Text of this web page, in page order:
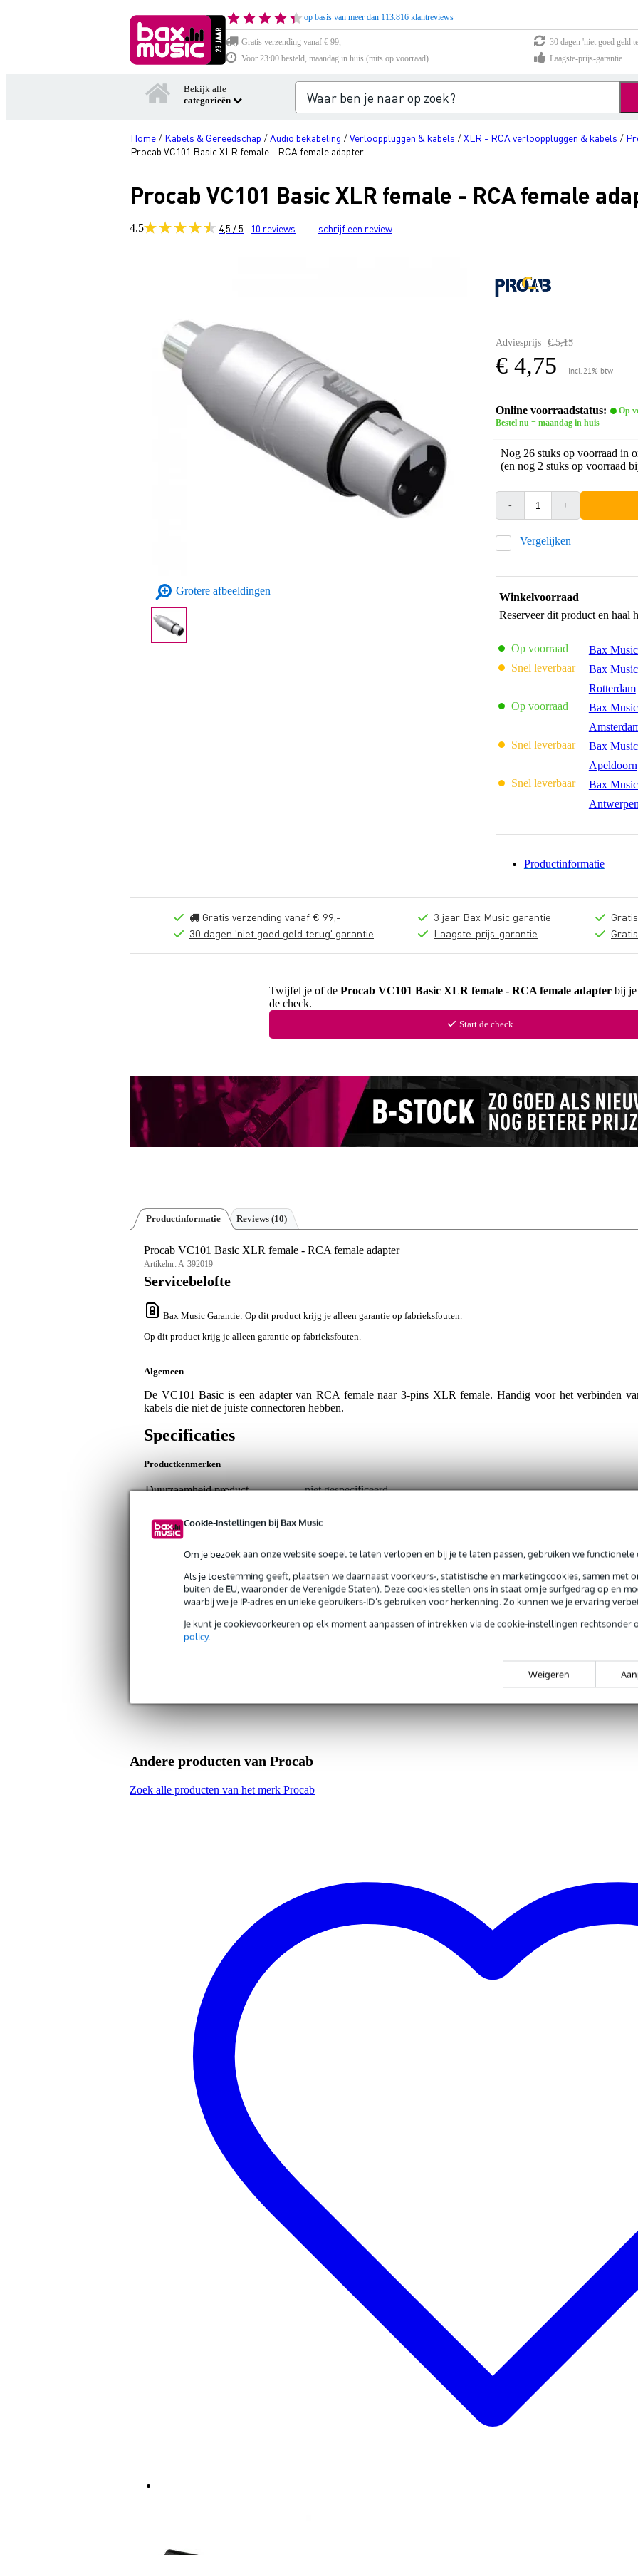
Cookie-instellingen bij Bax Music
Om je bezoek aan onze website soepel te laten verlopen en bij je te laten passen, gebruiken we functionele
Als je toestemming geeft, plaatsen we daarnaast voorkeurs-, statistische en marketingcookies, samen met
buiten de EU, waaronder de Verenigde Staten). Deze cookies stellen ons in staat om je surfgedrag op en
waarbij we je IP-adres en unieke gebruikers-ID’s gebruiken voor herkenning. Zo kunnen we je ervaring
Je kunt je cookievoorkeuren op elk moment aanpassen of intrekken via de cookie-instellingen rechtsonder
policy.
Weigeren
op basis van meer dan 113.816 klantreviews
Gratis verzending vanaf € 99,-
30 dagen 'niet goed geld
Voor 23:00 besteld, maandag in huis (mits op voorraad)
Laagste-prijs-garantie
Bekijk alle
categorieën
Home / Kabels & Gereedschap /Audio bekabeling /Verlooppluggen & kabels /XLR - RCA verlooppluggen & kabels /
Procab VC101 Basic XLR female - RCA female adapter
Procab VC101 Basic XLR female - RCA female
4.5 4,5 / 5 10 reviews schrijf een review
Grotere afbeeldingen
Adviesprijs € 5,15
€ 4,75 incl. 21% btw
Online voorraadstatus:
Op
Bestel nu = maandag in huis
Nog 26 stuks op voorraad in
(en nog 2 stuks op voorraad
- +
Vergelijken
Winkelvoorraad
Reserveer dit product en haal
Op voorraad Bax
Snel leverbaar
Bax
Rotterdam
Op voorraad
Bax
Snel leverbaar
Bax
Apeldoorn
Snel leverbaar
Bax
Antwerpen
Productinformatie
Gratis verzending vanaf € 99,-
30 dagen 'niet goed geld terug' garantie
3 jaar Bax Music garantie
Laagste-prijs-garantie
Twijfel je of de Procab VC101 Basic XLR female - RCA female adapter bij je
de check.
Start de check
Productinformatie Reviews (10)
Procab VC101 Basic XLR female - RCA female adapter
Artikelnr:A-392019
Servicebelofte
Bax Music Garantie: Op dit product krijg je alleen garantie op fabrieksfouten.
Op dit product krijg je alleen garantie op fabrieksfouten.
Algemeen
De VC101 Basic is een adapter van RCA female naar 3-pins XLR female. Handig voor het verbinden
kabels die niet de juiste connectoren hebben.
Specificaties
Productkenmerken
Duurzaamheid product
niet gespecificeerd
Type RCA connector
niet van toepassing
Gewicht en afmetingen inclusief verpakking
35 gr
Afmeting(incl. verpakking) 13,0 x 6,5 x 2,5 cm
Andere producten van Procab
Zoek alle producten van het merk Procab